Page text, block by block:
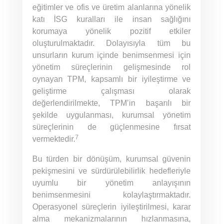
eğitimler ve ofis ve üretim alanlarına yönelik
katı İSG kuralları ile insan sağlığını
korumaya yönelik pozitif etkiler
oluşturulmaktadır. Dolayısıyla tüm bu
unsurların kurum içinde benimsenmesi için
yönetim süreçlerinin gelişmesinde rol
oynayan TPM, kapsamlı bir iyileştirme ve
geliştirme çalışması olarak
değerlendirilmekte, TPM’in başarılı bir
şekilde uygulanması, kurumsal yönetim
süreçlerinin de güçlenmesine fırsat
vermektedir.7
Bu türden bir dönüşüm, kurumsal güvenin
pekişmesini ve sürdürülebilirlik hedefleriyle
uyumlu bir yönetim anlayışının
benimsenmesini kolaylaştırmaktadır.
Operasyonel süreçlerin iyileştirilmesi, karar
alma mekanizmalarının hızlanmasına,